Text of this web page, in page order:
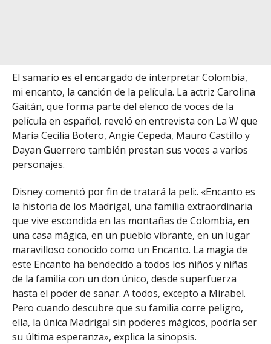
El samario es el encargado de interpretar Colombia,
mi encanto, la canción de la película. La actriz Carolina
Gaitán, que forma parte del elenco de voces de la
película en español, reveló en entrevista con La W que
María Cecilia Botero, Angie Cepeda, Mauro Castillo y
Dayan Guerrero también prestan sus voces a varios
personajes.
Disney comentó por fin de tratará la peli:. «Encanto es
la historia de los Madrigal, una familia extraordinaria
que vive escondida en las montañas de Colombia, en
una casa mágica, en un pueblo vibrante, en un lugar
maravilloso conocido como un Encanto. La magia de
este Encanto ha bendecido a todos los niños y niñas
de la familia con un don único, desde superfuerza
hasta el poder de sanar. A todos, excepto a Mirabel.
Pero cuando descubre que su familia corre peligro,
ella, la única Madrigal sin poderes mágicos, podría ser
su última esperanza», explica la sinopsis.